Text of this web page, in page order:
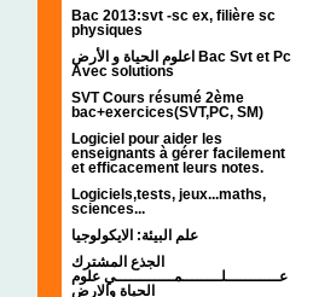
Bac 2013:svt -sc ex, filière sc
physiques
اعلوم الحياة و الأرض Bac Svt et Pc
Avec solutions
SVT Cours résumé 2ème
bac+exercices(SVT,PC, SM)
Logiciel pour aider les
enseignants à gérer facilement
et efficacement leurs notes.
Logiciels,tests, jeux...maths,
sciences...
علم البيئة: الايكولوجيا
الجذع المشترك
عـــــــــــلــــــــمــــــــــــي علوم
الحياة والارض